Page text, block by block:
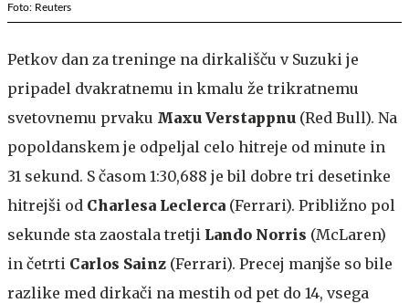
Foto: Reuters
Petkov dan za treninge na dirkališču v Suzuki je
pripadel dvakratnemu in kmalu že trikratnemu
svetovnemu prvaku Maxu Verstappnu (Red Bull). Na
popoldanskem je odpeljal celo hitreje od minute in
31 sekund. S časom 1:30,688 je bil dobre tri desetinke
hitrejši od Charlesa Leclerca (Ferrari). Približno pol
sekunde sta zaostala tretji Lando Norris (McLaren)
in četrti Carlos Sainz (Ferrari). Precej manjše so bile
razlike med dirkači na mestih od pet do 14, vsega